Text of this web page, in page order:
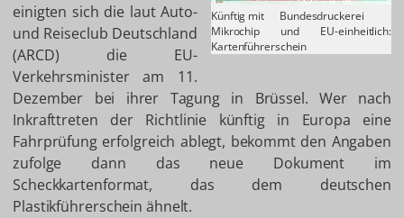
Künftig mit
Bundesdruckerei
Mikrochip und EU-einheitlich:
Kartenführerschein
einigten sich die laut Auto-
und Reiseclub Deutschland
(ARCD) die EU-
Verkehrsminister am 11.
Dezember bei ihrer Tagung in Brüssel. Wer nach
Inkrafttreten der Richtlinie künftig in Europa eine
Fahrprüfung erfolgreich ablegt, bekommt den Angaben
zufolge dann das neue Dokument im
Scheckkartenformat, das dem deutschen
Plastikführerschein ähnelt.